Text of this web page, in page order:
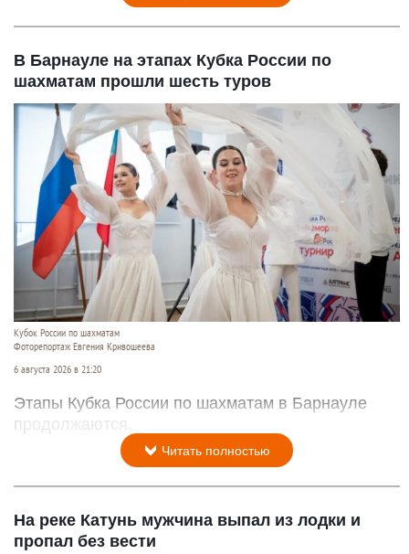
В Барнауле на этапах Кубка России по
шахматам прошли шесть туров
Кубок России по шахматам
Фоторепортаж Евгения Кривошеева
6 августа 2026 в 21:20
Этапы Кубка России по шахматам в Барнауле
продолжаются.
Читать полностью
На реке Катунь мужчина выпал из лодки и
пропал без вести